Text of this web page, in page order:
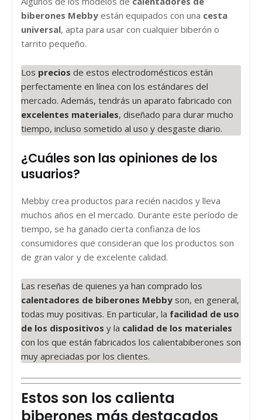
biberones Mebby están equipados con una cesta
universal, apta para usar con cualquier biberón o
tarrito pequeño.
Los precios de estos electrodomésticos están
perfectamente en línea con los estándares del
mercado. Además, tendrás un aparato fabricado con
excelentes materiales, diseñado para durar mucho
tiempo, incluso sometido al uso y desgaste diario.
¿Cuáles son las opiniones de los
usuarios?
Mebby crea productos para recién nacidos y lleva
muchos años en el mercado. Durante este período de
tiempo, se ha ganado cierta confianza de los
consumidores que consideran que los productos son
de gran valor y de excelente calidad.
Las reseñas de quienes ya han comprado los
calentadores de biberones Mebby son, en general,
todas muy positivas. En particular, la facilidad de uso
de los dispositivos y la calidad de los materiales
con los que están fabricados los calientabiberones son
muy apreciadas por los clientes.
Estos son los calienta
biberones más destacados